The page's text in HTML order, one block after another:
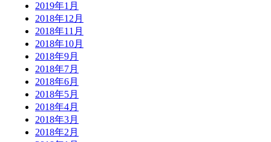
2019年1月
2018年12月
2018年11月
2018年10月
2018年9月
2018年7月
2018年6月
2018年5月
2018年4月
2018年3月
2018年2月